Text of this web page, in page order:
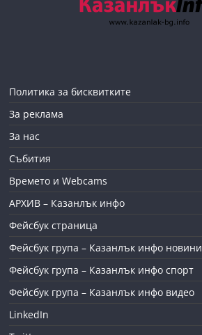
Политика за бисквитките
За реклама
За нас
Събития
Времето и Webcams
АРХИВ – Казанлък инфо
Фейсбук страница
Фейсбук група – Казанлък инфо новини
Фейсбук група – Казанлък инфо спорт
Фейсбук група – Казанлък инфо видео
LinkedIn